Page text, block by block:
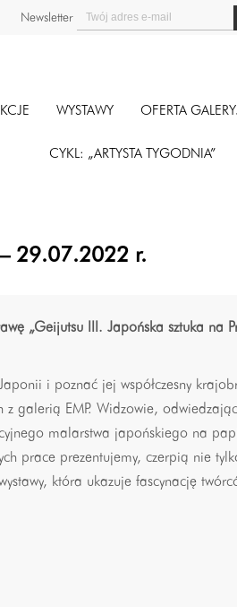
Newsletter
WYSTAWY OFERTA
CYKL: „ARTYSTA TYGODNIA”
29.07.2022 r.
„Geijutsu III. Japońska sztuka na
i poznać jej współczesny
galerią EMP. Widzowie,
malarstwa japońskiego na
prace prezentujemy, czerpią nie
która ukazuje fascynację